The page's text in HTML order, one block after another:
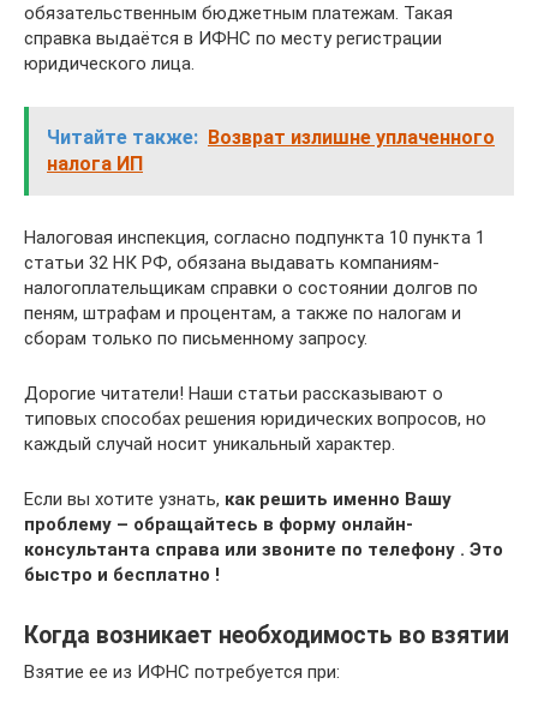
обязательственным бюджетным платежам. Такая
справка выдаётся в ИФНС по месту регистрации
юридического лица.
Читайте также: Возврат излишне уплаченного
налога ИП
Налоговая инспекция, согласно подпункта 10 пункта 1
статьи 32 НК РФ, обязана выдавать компаниям-
налогоплательщикам справки о состоянии долгов по
пеням, штрафам и процентам, а также по налогам и
сборам только по письменному запросу.
Дорогие читатели! Наши статьи рассказывают о
типовых способах решения юридических вопросов, но
каждый случай носит уникальный характер.
Если вы хотите узнать, как решить именно Вашу
проблему – обращайтесь в форму онлайн-
консультанта справа или звоните по телефону . Это
быстро и бесплатно !
Когда возникает необходимость во взятии
Взятие ее из ИФНС потребуется при: